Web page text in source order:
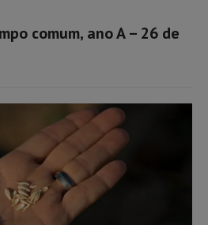
comum, ano A – 26 de